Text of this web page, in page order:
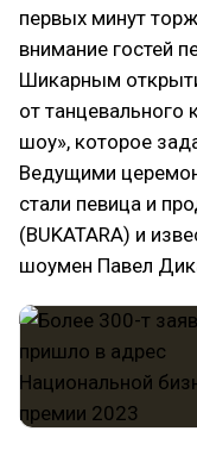
первых минут
внимание гостей
Шикарным
от
шоу», которое
Ведущими
стали певица и
(BUKATARA) и
шоумен Павел